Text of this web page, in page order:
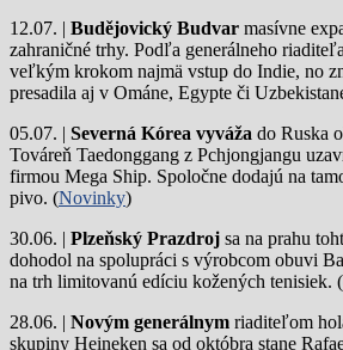
12.07. | Budějovický Budvar masívne
zahraničné trhy. Podľa generálneho
veľkým krokom najmä vstup do Indie, no
presadila aj v Ománe, Egypte či
05.07. | Severná Kórea vyváža do Ruska
Továreň Taedonggang z Pchjongjangu
firmou Mega Ship. Spoločne dodajú na
pivo. (Novinky)
30.06. | Plzeňský Prazdroj sa na prahu
dohodol na spolupráci s výrobcom obuvi
na trh limitovanú edíciu kožených tenisiek. (
28.06. | Novým generálnym riaditeľom
skupiny Heineken sa od októbra stane